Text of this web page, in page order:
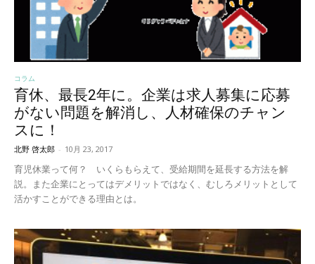
コラム
育休、最長2年に。企業は求人募集に応募
がない問題を解消し、人材確保のチャン
スに！
北野 啓太郎 - 10月 23, 2017
育児休業って何？ いくらもらえて、受給期間を延長する方法を解
説。また企業にとってはデメリットではなく、むしろメリットとして
活かすことができる理由とは。